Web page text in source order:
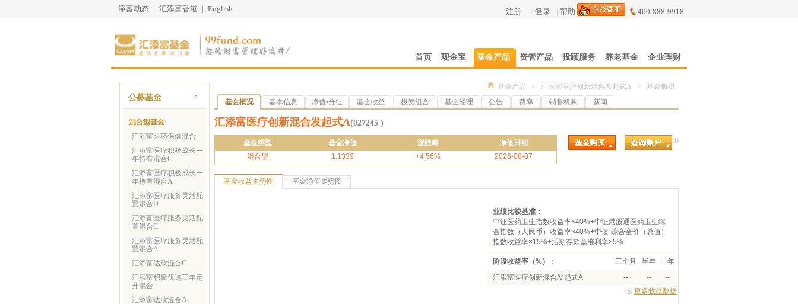
添富动态 | 汇添富香港 | English 注册 | 登录 | 帮助 400-888-9918
首页 现金宝 基金产品 资管产品 投顾服务 养老基金 企业理财
公募基金
混合型基金
汇添富医药保健混合
汇添富医疗积极成长一
年持有混合C
汇添富医疗积极成长一
年持有混合A
汇添富医疗服务灵活配
置混合D
汇添富医疗服务灵活配
置混合C
汇添富医疗服务灵活配
置混合A
汇添富达欣混合C
汇添富积极优选三年定
开混合
汇添富达欣混合A
基金产品 > 汇添富医疗创新混合发起式A > 基金概况
基金概况 基本信息 净值•分红 基金收益 投资组合 基金经理 公告 费率 销售机构 新闻
汇添富医疗创新混合发起式A(027245 )
基金类型 基金净值 涨跌幅
净值日期
混合型
1.1339 +4.56% 2026-08-07
基金收益走势图 基金净值走势图
业绩比较基准：
中证医药卫生指数收益率×40%+中证港股通医药卫生综
合指数（人民币）收益率×40%+中债-综合全价（总值）
指数收益率×15%+活期存款基准利率×5%
阶段收益率（%）： 三个月 半年 一年
汇添富医疗创新混合发起式A -- --
--
更多收益数据